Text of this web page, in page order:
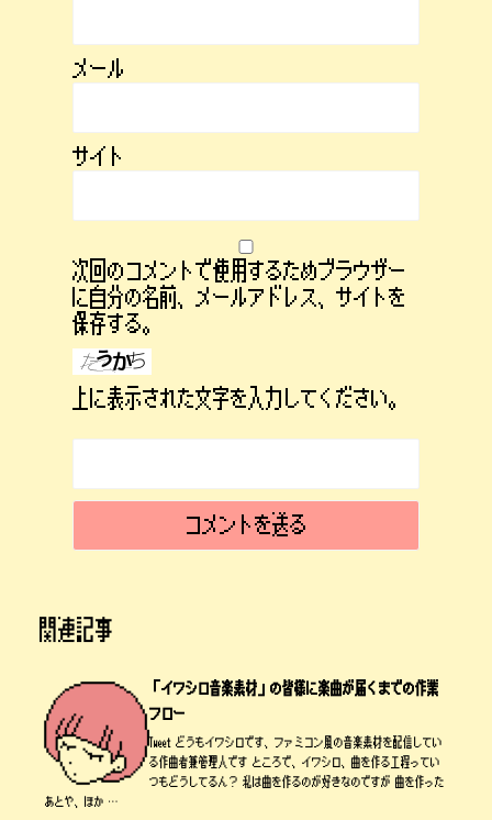
メール
サイト
次回のコメントで使用するためブラウザー
に自分の名前、メールアドレス、サイトを
保存する。
上に表示された文字を入力してください。
関連記事
「イワシロ音楽素材」の皆様に楽曲が届くまでの作業
フロー
Tweet どうもイワシロです、ファミコン風の音楽素材を配信してい
る作曲者兼管理人です ところで、イワシロ、曲を作る工程ってい
つもどうしてるん？ 私は曲を作るのが好きなのですが 曲を作った
あとや、ほか …